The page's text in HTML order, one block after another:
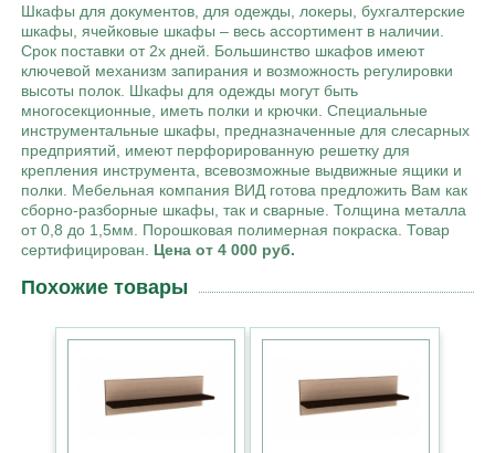
Шкафы для документов, для одежды, локеры, бухгалтерские
шкафы, ячейковые шкафы – весь ассортимент в наличии.
Срок поставки от 2х дней. Большинство шкафов имеют
ключевой механизм запирания и возможность регулировки
высоты полок. Шкафы для одежды могут быть
многосекционные, иметь полки и крючки. Специальные
инструментальные шкафы, предназначенные для слесарных
предприятий, имеют перфорированную решетку для
крепления инструмента, всевозможные выдвижные ящики и
полки. Мебельная компания ВИД готова предложить Вам как
сборно-разборные шкафы, так и сварные. Толщина металла
от 0,8 до 1,5мм. Порошковая полимерная покраска. Товар
сертифицирован. Цена от 4 000 руб.
Похожие товары